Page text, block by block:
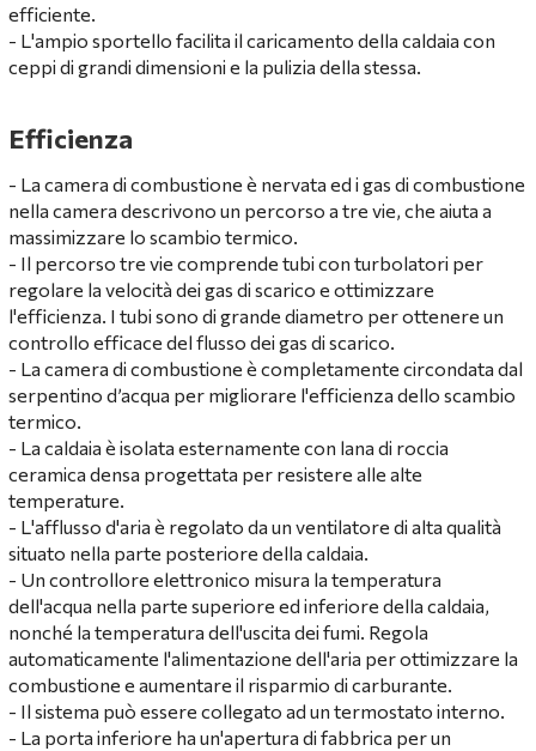
efficiente.
- L'ampio sportello facilita il caricamento della caldaia con
ceppi di grandi dimensioni e la pulizia della stessa.
Efficienza
- La camera di combustione è nervata ed i gas di combustione
nella camera descrivono un percorso a tre vie, che aiuta a
massimizzare lo scambio termico.
- Il percorso tre vie comprende tubi con turbolatori per
regolare la velocità dei gas di scarico e ottimizzare
l'efficienza. I tubi sono di grande diametro per ottenere un
controllo efficace del flusso dei gas di scarico.
- La camera di combustione è completamente circondata dal
serpentino d’acqua per migliorare l'efficienza dello scambio
termico.
- La caldaia è isolata esternamente con lana di roccia
ceramica densa progettata per resistere alle alte
temperature.
- L'afflusso d'aria è regolato da un ventilatore di alta qualità
situato nella parte posteriore della caldaia.
- Un controllore elettronico misura la temperatura
dell'acqua nella parte superiore ed inferiore della caldaia,
nonché la temperatura dell'uscita dei fumi. Regola
automaticamente l'alimentazione dell'aria per ottimizzare la
combustione e aumentare il risparmio di carburante.
- Il sistema può essere collegato ad un termostato interno.
- La porta inferiore ha un'apertura di fabbrica per un